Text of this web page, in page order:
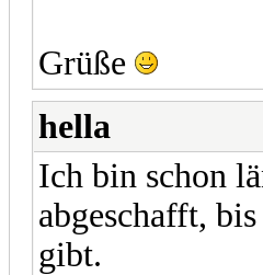
Grüße
hella
Ich bin schon
abgeschafft,
gibt.